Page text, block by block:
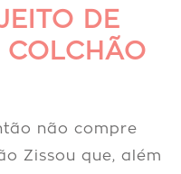
DE
COLCHÃO
não compre
Zissou que, além